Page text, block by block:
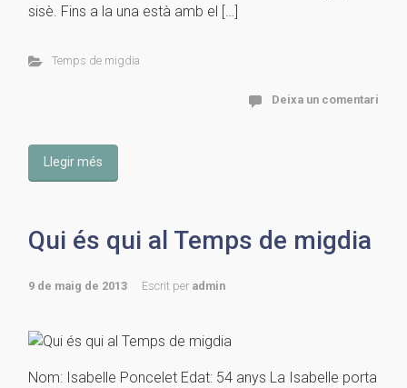
sisè. Fins a la una està amb el […]
Temps de migdia
Deixa un comentari
Llegir més
Qui és qui al Temps de migdia
9 de maig de 2013 Escrit per admin
Nom: Isabelle Poncelet Edat: 54 anys La Isabelle porta